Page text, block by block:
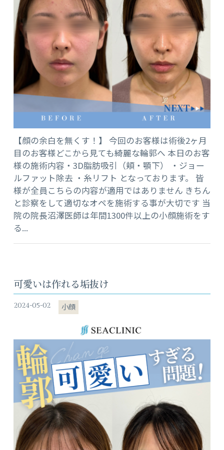
【顔の余白を無くす！】 今回のお客様は術後2ヶ月
目のお客様どこから見ても綺麗な輪郭へ 本日のお客
様の施術内容・3D脂肪吸引（頬・顎下） ・ジョー
ルファット除去 ・糸リフト となっております。 皆
様が全員こちらの内容が適用ではありません きちん
と診察をして適切なオペを施術する事が大切です 当
院の院長沼澤医師は年間1300件以上の小顔施術をす
る...
可愛いは作れる垢抜け
2024-05-02 小顔